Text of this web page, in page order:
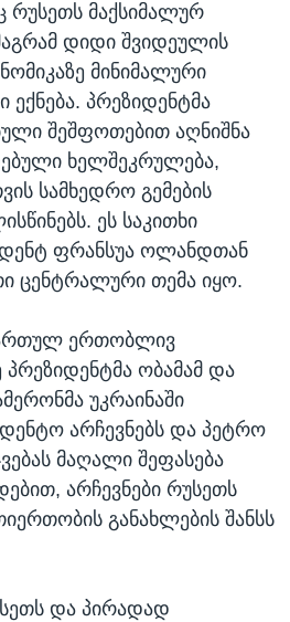
მაქსიმალურ
დიდი შვიდეულის
მინიმალური
ექნება. პრეზიდენტმა
შეშფოთებით აღნიშნა
ხელშეკრულება,
სამხედრო გემების
ეს საკითხი
ფრანსუა ოლანდთან
ცენტრალური თემა იყო.
ერთობლივ
პრეზიდენტმა ობამამ და
უკრაინაში
არჩევნებს და პეტრო
მაღალი შეფასება
არჩევნები რუსეთს
განახლების შანსს
და პირადად